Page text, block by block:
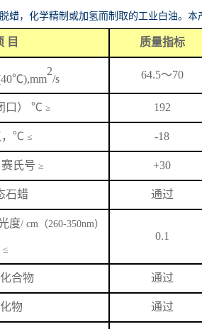
蜡，化学精制或加氢而制取的工业白油。本
目 质量指标
2
/s 64.5～70
口） ℃ ≥ 192
℃ ≤ -18
氏号 ≥ +30
石蜡 通过
度/ cm（260-350nm）
≤
0.1
合物 通过
物 通过